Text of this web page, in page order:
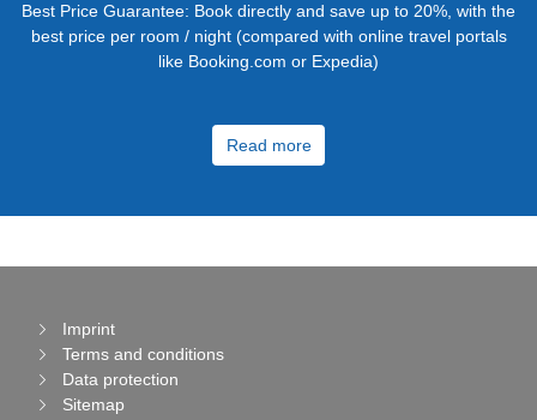
Best Price Guarantee: Book directly and save up to 20%, with the
best price per room / night (compared with online travel portals
like Booking.com or Expedia)
Read more
Imprint
Terms and conditions
Data protection
Sitemap